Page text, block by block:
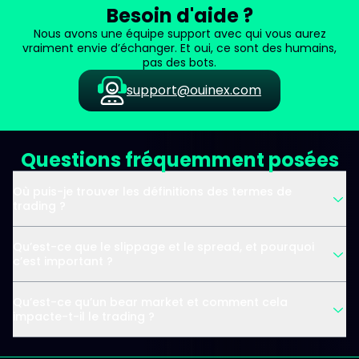
Besoin d'aide ?
Nous avons une équipe support avec qui vous aurez
vraiment envie d’échanger. Et oui, ce sont des humains,
pas des bots.
support@ouinex.com
Questions fréquemment posées